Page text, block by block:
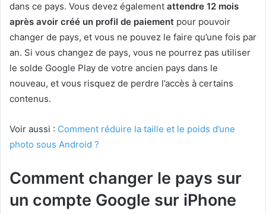
dans ce pays. Vous devez également attendre 12 mois
après avoir créé un profil de paiement pour pouvoir
changer de pays, et vous ne pouvez le faire qu’une fois par
an. Si vous changez de pays, vous ne pourrez pas utiliser
le solde Google Play de votre ancien pays dans le
nouveau, et vous risquez de perdre l’accès à certains
contenus.
Voir aussi : Comment réduire la taille et le poids d’une
photo sous Android ?
Comment changer le pays sur
un compte Google sur iPhone